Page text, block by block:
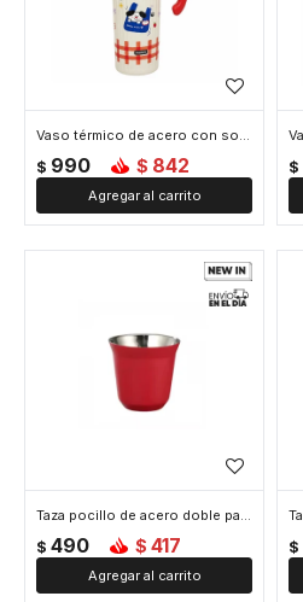
Vaso térmico de acero con sorbito y tapita 750ml - Rojo
$ 990 $ 842 $
Taza pocillo de acero doble pared - 80ml - Rojo
$ 490 $ 417 $